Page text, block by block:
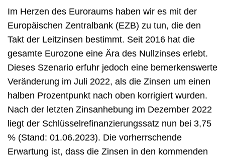
Im Herzen des Euroraums haben wir es mit der
Europäischen Zentralbank (EZB) zu tun, die den
Takt der Leitzinsen bestimmt. Seit 2016 hat die
gesamte Eurozone eine Ära des Nullzinses erlebt.
Dieses Szenario erfuhr jedoch eine bemerkenswerte
Veränderung im Juli 2022, als die Zinsen um einen
halben Prozentpunkt nach oben korrigiert wurden.
Nach der letzten Zinsanhebung im Dezember 2022
liegt der Schlüsselrefinanzierungssatz nun bei 3,75
% (Stand: 01.06.2023). Die vorherrschende
Erwartung ist, dass die Zinsen in den kommenden